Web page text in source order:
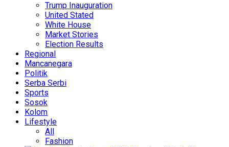
Trump Inauguration
United Stated
White House
Market Stories
Election Results
Regional
Mancanegara
Politik
Serba Serbi
Sports
Sosok
Kolom
Lifestyle
All
Fashion